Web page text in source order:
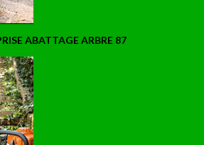
ABATTAGE ARBRE 87